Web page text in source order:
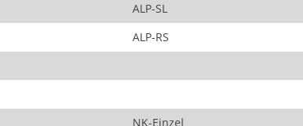
ALP-SL
ALP-RS
NK-Einzel